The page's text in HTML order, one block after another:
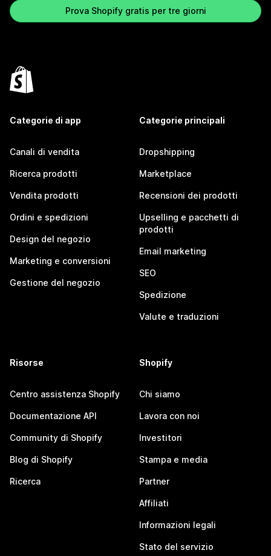
Prova Shopify gratis per tre giorni
Categorie di app
Canali di vendita
Ricerca prodotti
Vendita prodotti
Ordini e spedizioni
Design del negozio
Marketing e conversioni
Gestione del negozio
Categorie principali
Dropshipping
Marketplace
Recensioni dei prodotti
Upselling e pacchetti di
prodotti
Email marketing
SEO
Spedizione
Valute e traduzioni
Risorse
Centro assistenza Shopify
Documentazione API
Community di Shopify
Blog di Shopify
Ricerca
Shopify
Chi siamo
Lavora con noi
Investitori
Stampa e media
Partner
Affiliati
Informazioni legali
Stato del servizio